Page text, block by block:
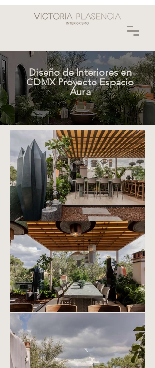
Diseño de Interiores en
CDMX Proyecto Espacio
Aura